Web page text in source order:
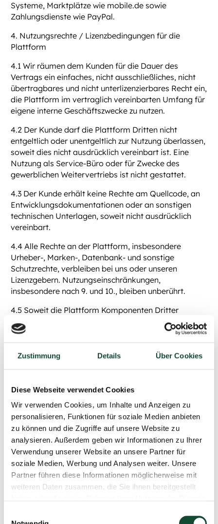
Zustimmung Details Über Cookies
Diese Webseite verwendet Cookies
Wir verwenden Cookies, um Inhalte und Anzeigen zu
personalisieren, Funktionen für soziale Medien anbieten
zu können und die Zugriffe auf unsere Website zu
analysieren. Außerdem geben wir Informationen zu Ihrer
Verwendung unserer Website an unsere Partner für
soziale Medien, Werbung und Analysen weiter. Unsere
Partner führen diese Informationen möglicherweise mit
weiteren Daten zusammen, die Sie ihnen bereitgestellt
Systeme, Marktplätze wie mobile.de sowie
Zahlungsdienste wie PayPal.
4. Nutzungsrechte / Lizenzbedingungen für die
Plattform
4.1 Wir räumen dem Kunden für die Dauer des
Vertrags ein einfaches, nicht ausschließliches, nicht
übertragbares und nicht unterlizenzierbares Recht ein,
die Plattform im vertraglich vereinbarten Umfang für
eigene interne Geschäftszwecke zu nutzen.
4.2 Der Kunde darf die Plattform Dritten nicht
entgeltlich oder unentgeltlich zur Nutzung überlassen,
soweit dies nicht ausdrücklich vereinbart ist. Eine
Nutzung als Service-Büro oder für Zwecke des
gewerblichen Weitervertriebs ist nicht gestattet.
4.3 Der Kunde erhält keine Rechte am Quellcode, an
Entwicklungsdokumentationen oder an sonstigen
technischen Unterlagen, soweit nicht ausdrücklich
vereinbart.
4.4 Alle Rechte an der Plattform, insbesondere
Urheber-, Marken-, Datenbank- und sonstige
Schutzrechte, verbleiben bei uns oder unseren
Lizenzgebern. Nutzungseinschränkungen,
insbesondere nach 9. und 10., bleiben unberührt.
4.5 Soweit die Plattform Komponenten Dritter
enthält, können hierfür ergänzende
Lizenzbedingungen gelten. Diese werden, soweit
erforderlich, in geeigneter Weise bereitgestellt.
5. Zustandekommen des Nutzungsvertrages,
5.1 Die Darstellung der Plattform stellt kein rechtlich
bindendes Angebot dar.
5.2 Ein Nutzungsvertrag über die kostenfreie
Testphase kommt zustande, sobald wir dem Kunden
die Nutzung gestatten, etwa durch Freischaltung
eines Accounts oder Aktivierung eines Testzugangs.
5.3 Ein Vertrag über entgeltliche Module kommt
ausschließlich zustande, wenn der Kunde die
ist. Eine entgeltliche Nutzung entsteht nicht allein